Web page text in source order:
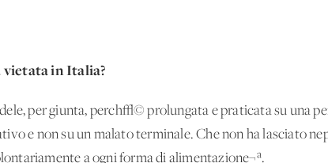
in Italia?
per giunta, perch√© prolungata e praticata su una
e non su un malato terminale. Che non ha lasciato
a ogni forma di alimentazione¬ª.